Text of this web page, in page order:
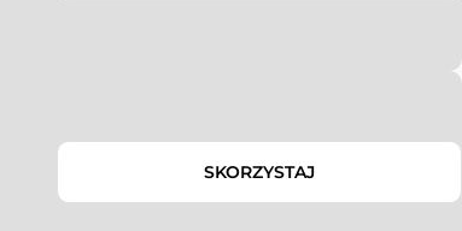
SKORZYSTAJ